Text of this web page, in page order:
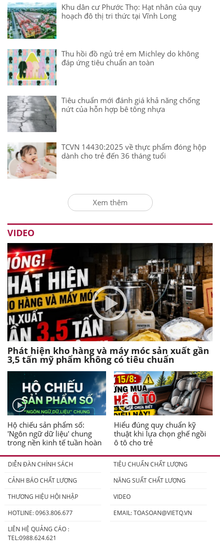
Khu dân cư Phước Thọ: Hạt nhân của quy
hoạch đô thị tri thức tại Vĩnh Long
Thu hồi đồ ngủ trẻ em Michley do không
đáp ứng tiêu chuẩn an toàn
Tiêu chuẩn mới đánh giá khả năng chống
nứt của hỗn hợp bê tông nhựa
TCVN 14430:2025 về thực phẩm đóng hộp
dành cho trẻ đến 36 tháng tuổi
Xem thêm
VIDEO
Phát hiện kho hàng và máy móc sản xuất gần
3,5 tấn mỹ phẩm không có tiêu chuẩn
Hộ chiếu sản phẩm số:
'Ngôn ngữ dữ liệu' chung
trong nền kinh tế tuần hoàn
Hiểu đúng quy chuẩn kỹ
thuật khi lựa chọn ghế ngồi
ô tô cho trẻ
DIỄN ĐÀN CHÍNH SÁCH
TIÊU CHUẨN CHẤT LƯỢNG
CẢNH BÁO CHẤT LƯỢNG
NĂNG SUẤT CHẤT LƯỢNG
THƯƠNG HIỆU HỘI NHẬP
VIDEO
HOTLINE: 0963.806.677
EMAIL:TOASOAN@VIETQ.VN
LIÊN HỆ QUẢNG CÁO :
TEL:0988.624.621